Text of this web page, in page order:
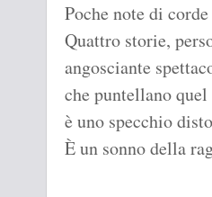
Poche note di
Quattro storie,
angosciante
che puntellano
è uno specchio
È un sonno della